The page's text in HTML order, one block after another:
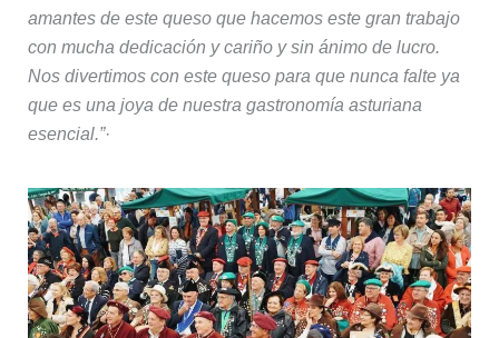
amantes de este queso que hacemos este gran trabajo
con mucha dedicación y cariño y sin ánimo de lucro.
Nos divertimos con este queso para que nunca falte ya
que es una joya de nuestra gastronomía asturiana
esencial.”·